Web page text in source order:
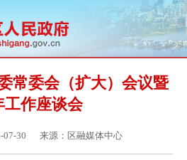
常委会（扩大）会议暨
工作座谈会
07-30 来源：区融媒体中心